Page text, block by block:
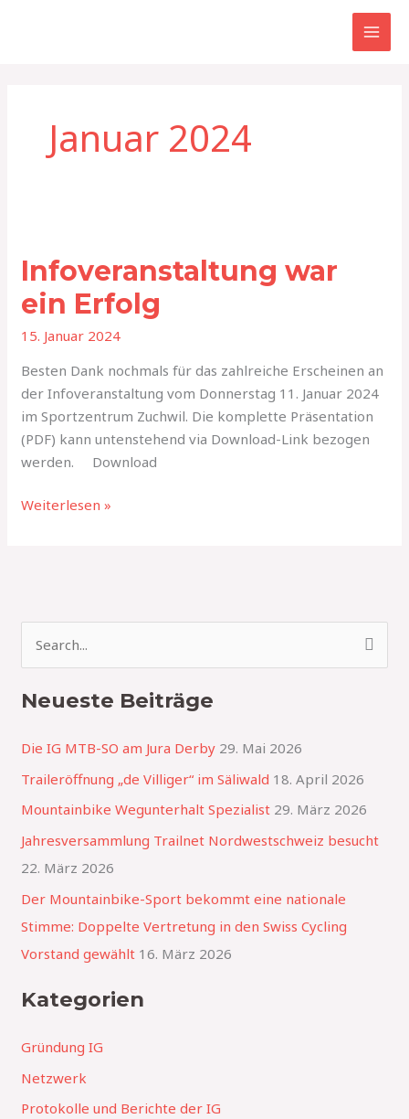
Januar 2024
Infoveranstaltung war
ein Erfolg
15. Januar 2024
Besten Dank nochmals für das zahlreiche Erscheinen an
der Infoveranstaltung vom Donnerstag 11. Januar 2024
im Sportzentrum Zuchwil. Die komplette Präsentation
(PDF) kann untenstehend via Download-Link bezogen
werden. Download
ein
Erfolg
Weiterlesen »
c
e
n
n
a
c
h
:
Neueste Beiträge
Die IG MTB-SO am Jura Derby 29. Mai 2026
Traileröffnung „de Villiger“ im Säliwald 18. April 2026
Mountainbike Wegunterhalt Spezialist 29. März 2026
Jahresversammlung Trailnet Nordwestschweiz besucht
22. März 2026
Der Mountainbike-Sport bekommt eine nationale
Stimme: Doppelte Vertretung in den Swiss Cycling
Vorstand gewählt 16. März 2026
Kategorien
Gründung IG
Netzwerk
Protokolle und Berichte der IG